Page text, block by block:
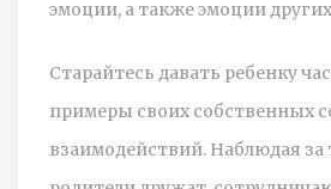
эмоции, а также эмоции
Старайтесь давать ребенку
примеры своих собственных
взаимодействий. Наблюдая за